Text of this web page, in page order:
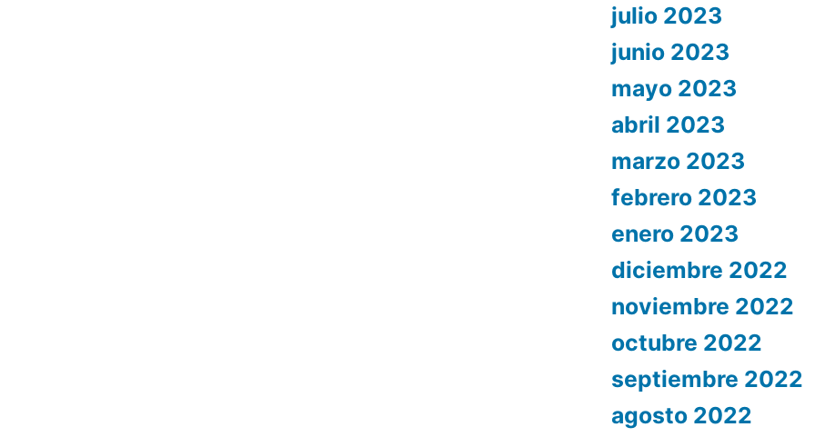
julio 2023
junio 2023
mayo 2023
abril 2023
marzo 2023
febrero 2023
enero 2023
diciembre 2022
noviembre 2022
octubre 2022
septiembre 2022
agosto 2022